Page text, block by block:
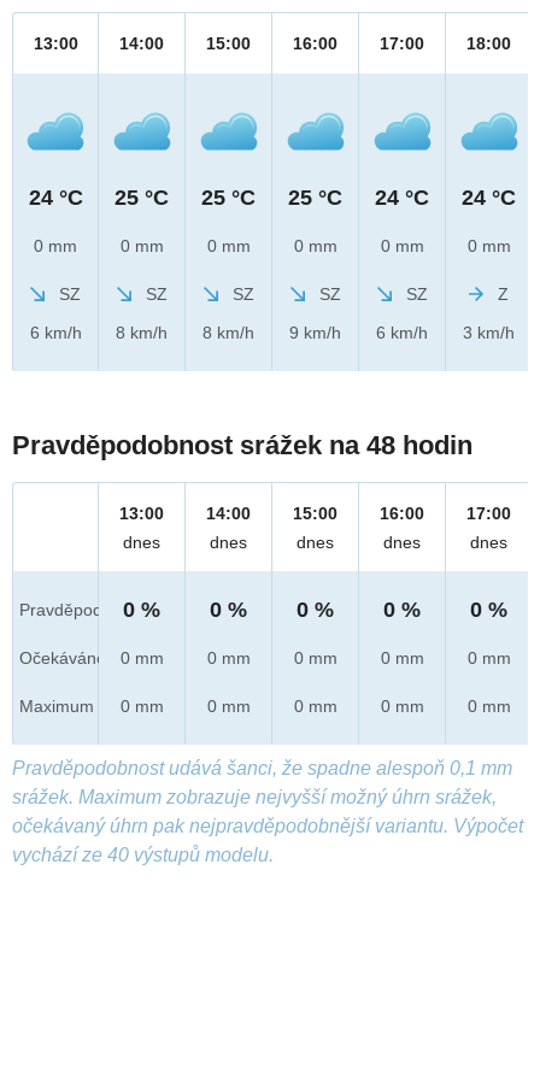
13:00
24 °C
0 mm
SZ
6 km/h
14:00
25 °C
0 mm
SZ
8 km/h
15:00
25 °C
0 mm
SZ
8 km/h
16:00
25 °C
0 mm
SZ
9 km/h
17:00
24 °C
0 mm
SZ
6 km/h
18:00
24 °C
0 mm
Z
3 km/h
Pravděpodobnost srážek na 48 hodin
Pravděpod.
Očekáváno
Maximum
13:00
dnes
0 %
0 mm
0 mm
14:00
dnes
0 %
0 mm
0 mm
15:00
dnes
0 %
0 mm
0 mm
16:00
dnes
0 %
0 mm
0 mm
17:00
dnes
0 %
0 mm
0 mm
Pravděpodobnost udává šanci, že spadne alespoň 0,1 mm
srážek. Maximum zobrazuje nejvyšší možný úhrn srážek,
očekávaný úhrn pak nejpravděpodobnější variantu. Výpočet
vychází ze 40 výstupů modelu.